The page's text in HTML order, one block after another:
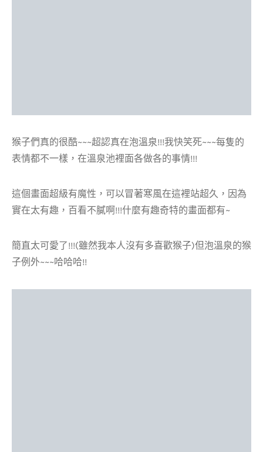
猴子們真的很酷~~~超認真在泡溫泉!!!我快笑死~~~每隻的
表情都不一樣，在溫泉池裡面各做各的事情!!!
這個畫面超級有魔性，可以冒著寒風在這裡站超久，因為
實在太有趣，百看不膩啊!!!什麼有趣奇特的畫面都有~
簡直太可愛了!!!(雖然我本人沒有多喜歡猴子)但泡溫泉的猴
子例外~~~哈哈哈!!